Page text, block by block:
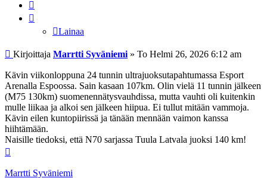
Lainaa
Viesti
Kirjoittaja Marrtti Syväniemi » To Helmi 26, 2026 6:12 am
Kävin viikonloppuna 24 tunnin ultrajuoksutapahtumassa Esport
Arenalla Espoossa. Sain kasaan 107km. Olin vielä 11 tunnin jälkeen
(M75 130km) suomenennätysvauhdissa, mutta vauhti oli kuitenkin
mulle liikaa ja alkoi sen jälkeen hiipua. Ei tullut mitään vammoja.
Kävin eilen kuntopiirissä ja tänään mennään vaimon kanssa
hiihtämään.
Naisille tiedoksi, että N70 sarjassa Tuula Latvala juoksi 140 km!
Marrtti Syväniemi